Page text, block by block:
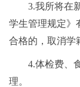
3.我所将在
学生管理规定》
合格的，取消学
4.体检费、
理。